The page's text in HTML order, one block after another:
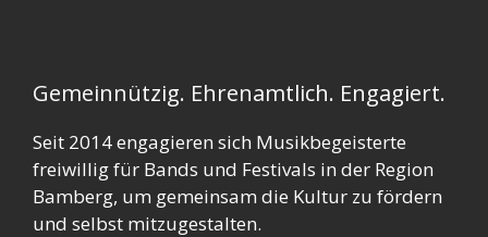
Gemeinnützig. Ehrenamtlich. Engagiert.
Seit 2014 engagieren sich Musikbegeisterte
freiwillig für Bands und Festivals in der Region
Bamberg, um gemeinsam die Kultur zu fördern
und selbst mitzugestalten.